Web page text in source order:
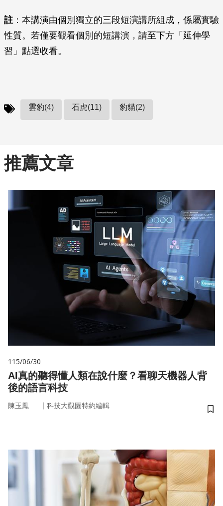
註 ：本講演由個別獨立的三段短演講所組成，係屬實驗
性質。若僅要觀看個別的短講演，請至下方「延伸學
習」點選收看。
雲豹(4) 石虎(11) 豹貓(2)
推薦文章
115/06/30
AI真的聽得懂人類在說什麼？看聊天機器人背
後的語言科技
陳玉鳳 ｜ 科技大觀園特約編輯
儲